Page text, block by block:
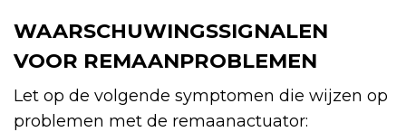
WAARSCHUWINGSSIGNALEN
VOOR REMAANPROBLEMEN
Let op de volgende symptomen die wijzen op
problemen met de remaanactuator: